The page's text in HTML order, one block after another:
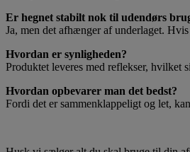
Er hegnet stabilt nok til udendørs
Ja, men det afhænger af underlaget.
Hvordan er synligheden?
Produktet leveres med reflekser, hvilket
Hvordan opbevarer man det bedst?
Fordi det er sammenklappeligt og let,